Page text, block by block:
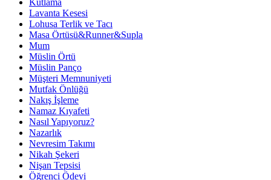
Lavanta Kesesi
Lohusa Terlik ve Tacı
Masa Örtüsü&Runner&Supla
Mum
Müslin Örtü
Müslin Panço
Müşteri Memnuniyeti
Mutfak Önlüğü
Nakış İşleme
Namaz Kıyafeti
Nasıl Yapıyoruz?
Nazarlık
Nevresim Takımı
Nikah Şekeri
Nişan Tepsisi
Öğrenci Ödevi